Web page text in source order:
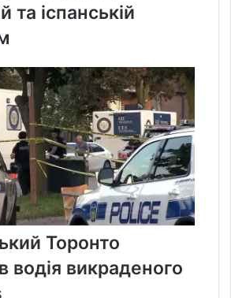
та іспанській
Торонто
водія викраденого